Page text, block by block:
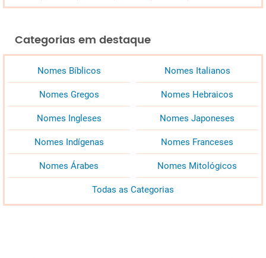
Categorias em destaque
Nomes Bíblicos Nomes Italianos
Nomes Gregos Nomes Hebraicos
Nomes Ingleses Nomes Japoneses
Nomes Indígenas Nomes Franceses
Nomes Árabes Nomes Mitológicos
Todas as Categorias